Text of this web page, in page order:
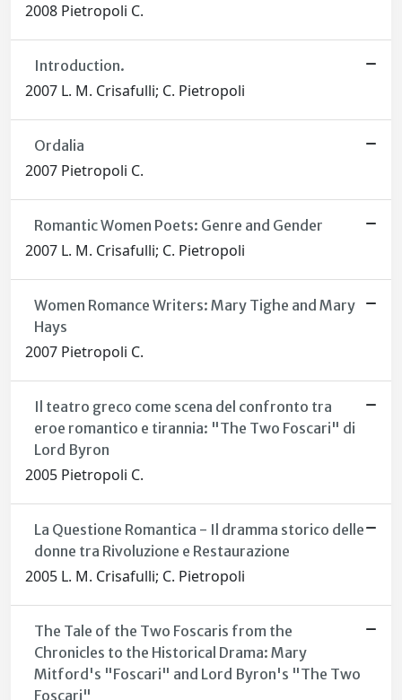
2008 Pietropoli C.
Introduction.
2007 L. M. Crisafulli; C. Pietropoli
Ordalia
2007 Pietropoli C.
Romantic Women Poets: Genre and Gender
2007 L. M. Crisafulli; C. Pietropoli
Women Romance Writers: Mary Tighe and Mary
Hays
2007 Pietropoli C.
Il teatro greco come scena del confronto tra
eroe romantico e tirannia: "The Two Foscari" di
Lord Byron
2005 Pietropoli C.
La Questione Romantica - Il dramma storico delle
donne tra Rivoluzione e Restaurazione
2005 L. M. Crisafulli; C. Pietropoli
The Tale of the Two Foscaris from the
Chronicles to the Historical Drama: Mary
Mitford's "Foscari" and Lord Byron's "The Two
Foscari"